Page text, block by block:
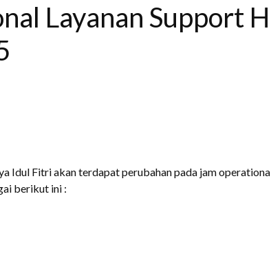
Layanan Support
Idul Fitri akan terdapat perubahan pada jam
berikut ini :